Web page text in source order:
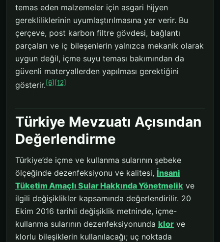
temas eden malzemeler için asgari hijyen
gerekliliklerinin uyumlaştırılmasına yer verir. Bu
çerçeve, post karbon filtre gövdesi, bağlantı
parçaları ve iç bileşenlerin yalnızca mekanik olarak
uygun değil, içme suyu teması bakımından da
güvenli materyallerden yapılması gerektiğini
gösterir.[6][12]
Türkiye Mevzuatı Açısından
Değerlendirme
Türkiye’de içme ve kullanma sularının şebeke
ölçeğinde dezenfeksiyonu ve kalitesi, İnsani
Tüketim Amaçlı Sular Hakkında Yönetmelik ve
ilgili değişiklikler kapsamında değerlendirilir. 20
Ekim 2016 tarihli değişiklik metninde, içme-
kullanma sularının dezenfeksiyonunda klor ve
klorlu bileşiklerin kullanılacağı; uç noktada